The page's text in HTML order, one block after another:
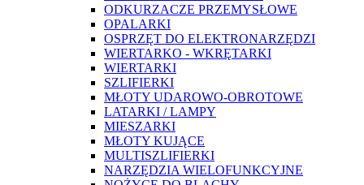
ODKURZACZE PRZEMYSŁOWE
OPALARKI
OSPRZĘT DO ELEKTRONARZĘDZI
WIERTARKO - WKRĘTARKI
WIERTARKI
SZLIFIERKI
MŁOTY UDAROWO-OBROTOWE
LATARKI / LAMPY
MIESZARKI
MŁOTY KUJĄCE
MULTISZLIFIERKI
NARZĘDZIA WIELOFUNKCYJNE